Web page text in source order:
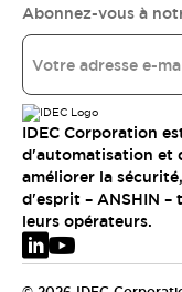
Abonnez-vous à
IDEC Corporation
d'automatisation et
améliorer la
d'esprit – ANSHIN
leurs opérateurs.